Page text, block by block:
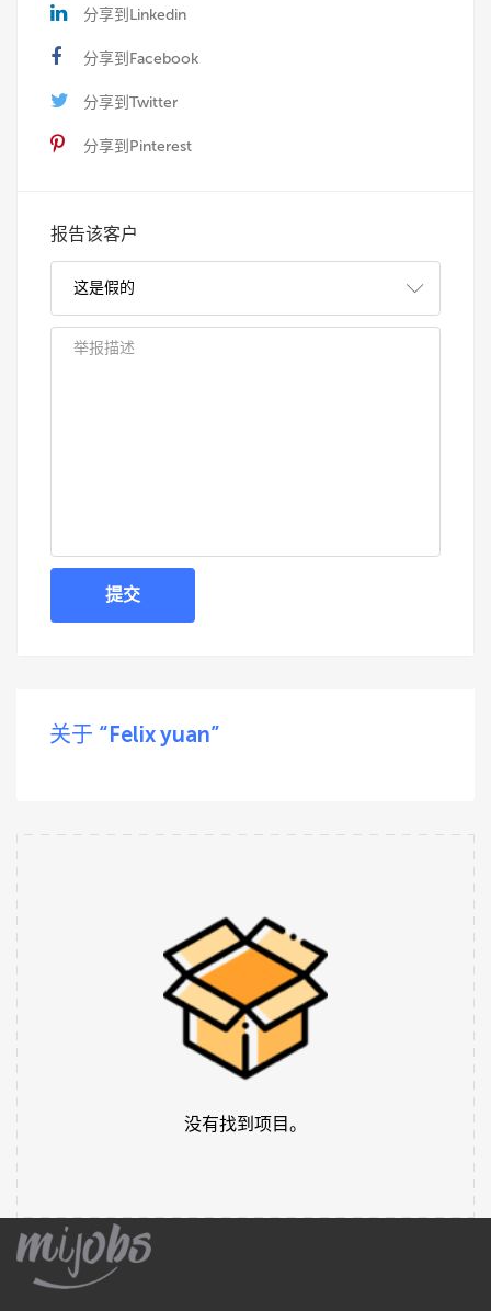
分享到Linkedin
分享到Facebook
分享到Twitter
分享到Pinterest
报告该客户
提交
关于 “Felix yuan”
没有找到项目。